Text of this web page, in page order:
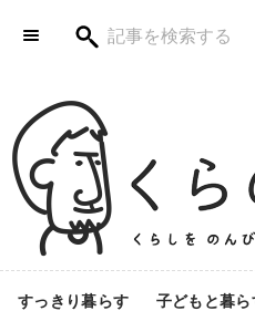
すっきり暮らす 子どもと暮ら